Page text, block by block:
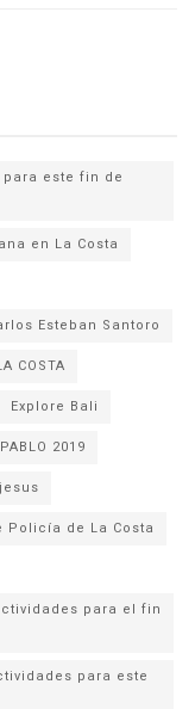
este fin de
en La Costa
Esteban Santoro
COSTA
Explore Bali
2019
para el fin
para este